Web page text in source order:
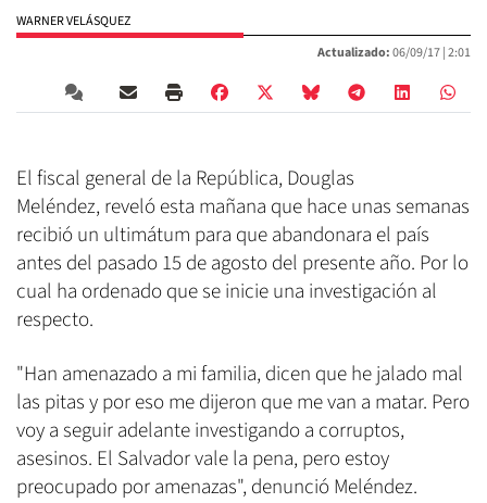
WARNER VELÁSQUEZ
Actualizado:06/09/17 |2:01
El fiscal general de la República, Douglas
Meléndez, reveló esta mañana que hace unas semanas
recibió un ultimátum para que abandonara el país
antes del pasado 15 de agosto del presente año. Por lo
cual ha ordenado que se inicie una investigación al
respecto.
"Han amenazado a mi familia, dicen que he jalado mal
las pitas y por eso me dijeron que me van a matar. Pero
voy a seguir adelante investigando a corruptos,
asesinos. El Salvador vale la pena, pero estoy
preocupado por amenazas", denunció Meléndez.